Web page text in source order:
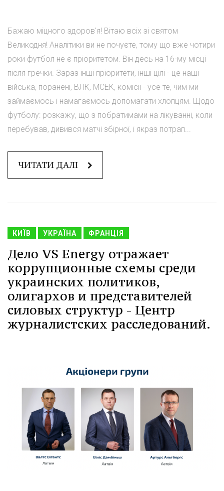
Бажаю міцного здоров'я! Вітаю всіх зі святом
Великодня! Аналітики ви не почуєте, тому що вже чотири
роки футбол не є пріоритетом. Він десь на 16-му місці
після гречки. Зараз інші пріоритети, інші цілі - це наші
війська, поранені, ВЛК, МСЕК, комісії - усе те, чим ми
займаємось і намагаємось допомагати хлопцям. Щодо
футболу: розкажу, що з побратимами на лікуванні, коли
перебував, дивився матчі збірної, і якраз потрап...
ЧИТАТИ ДАЛІ
КИЇВ УКРАЇНА ФРАНЦІЯ
Дело VS Energy отражает
коррупционные схемы среди
украинских политиков,
олигархов и представителей
силовых структур - Центр
журналистских расследований.